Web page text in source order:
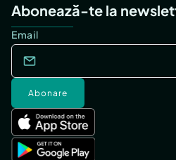
Abonează-te la
Email
Abonare